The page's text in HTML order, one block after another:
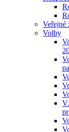
Veřejné
Volby